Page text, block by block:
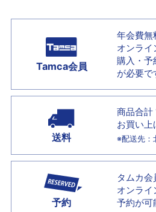
Tamca会員
年会費無
オンライ
購入・予
が必要で
送料
商品合計
お買い上
※配送先：
予約
タムカ会
オンライ
予約が可